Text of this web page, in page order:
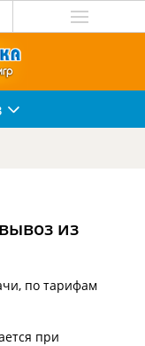
из
по тарифам
при